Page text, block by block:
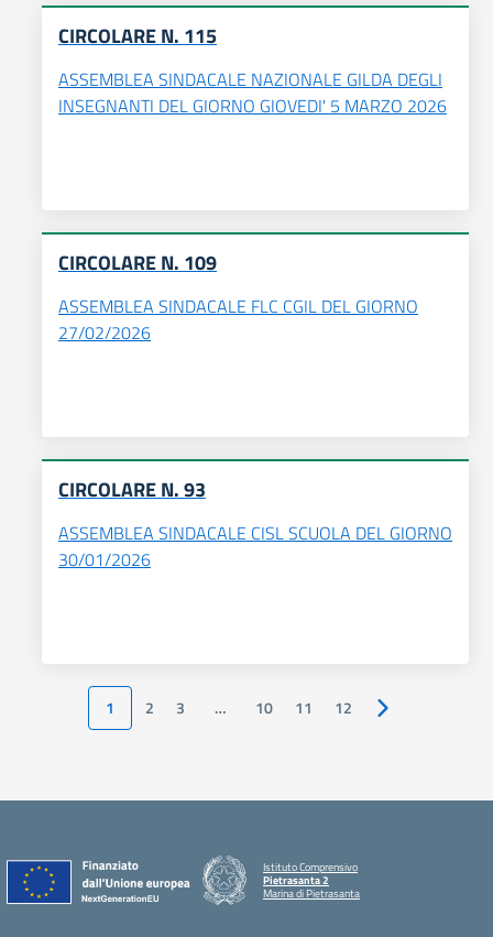
CIRCOLARE N. 115
ASSEMBLEA SINDACALE NAZIONALE GILDA DEGLI
INSEGNANTI DEL GIORNO GIOVEDI' 5 MARZO 2026
CIRCOLARE N. 109
ASSEMBLEA SINDACALE FLC CGIL DEL GIORNO
27/02/2026
CIRCOLARE N. 93
ASSEMBLEA SINDACALE CISL SCUOLA DEL GIORNO
30/01/2026
1 2 3 … 10 11 12 Pagina
Istituto Comprensivo
Pietrasanta 2
Marina di Pietrasanta